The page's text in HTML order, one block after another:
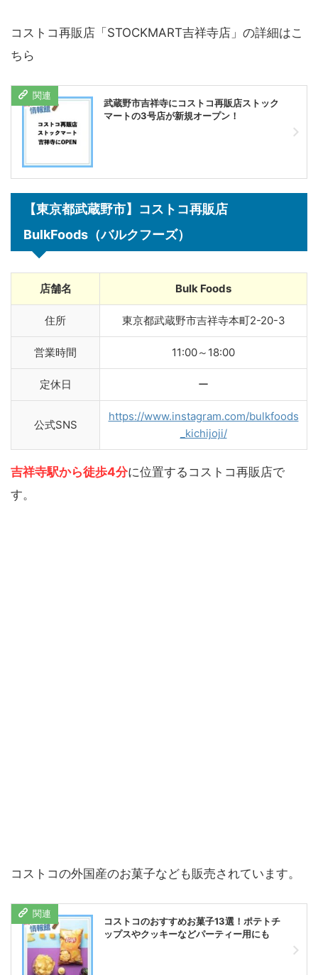
コストコ再販店「STOCKMART吉祥寺店」の詳細はこ
ちら
武蔵野市吉祥寺にコストコ再販店ストック
マートの3号店が新規オープン！
【東京都武蔵野市】コストコ再販店
BulkFoods（バルクフーズ）
店舗名 Bulk Foods
住所 東京都武蔵野市吉祥寺本町2-20-3
営業時間 11:00～18:00
定休日 ー
公式SNS
https://www.instagram.com/bulkfoods
_kichijoji/
吉祥寺駅から徒歩4分に位置するコストコ再販店で
す。
コストコの外国産のお菓子なども販売されています。
コストコのおすすめお菓子13選！ポテトチ
ップスやクッキーなどパーティー用にも